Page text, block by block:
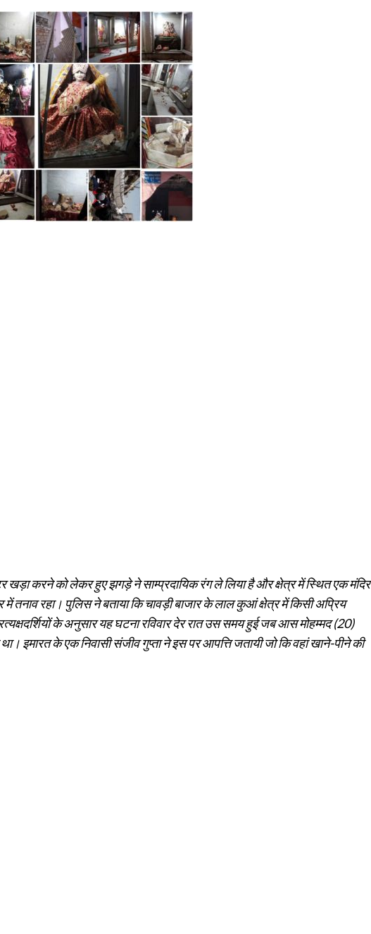
खड़ा करने को लेकर हुए झगड़े ने साम्प्रदायिक रंग ले लिया है और क्षेत्र में स्थित एक मंदिर
तनाव रहा। पुलिस ने बताया कि चावड़ी बाजार के लाल कुआं क्षेत्र में किसी अप्रिय
के अनुसार यह घटना रविवार देर रात उस समय हुई जब आस मोहम्मद (20)
इमारत के एक निवासी संजीव गुप्ता ने इस पर आपत्ति जतायी जो कि वहां खाने-पीने की